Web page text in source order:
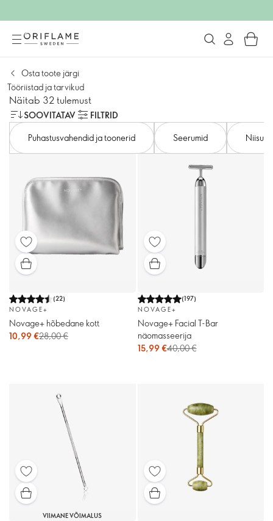
Osta toote järgi
Tööriistad ja tarvikud
Näitab 32 tulemust
SOOVITATAV
FILTRID
Puhastusvahendid ja toonerid
Seerumid
(22)
NOVAGE+
Novage+ hõbedane kott
10,99 €28,00 €
(197)
NOVAGE+
Novage+ Facial T-Bar
näomasseerija
15,99 €40,00 €
VIIMANE VÕIMALUS